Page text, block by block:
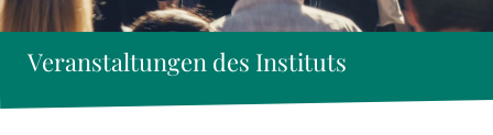
Veranstaltungen des Instituts